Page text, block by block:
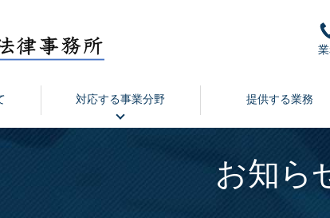
対応する事業分野 提供する業務
お知ら